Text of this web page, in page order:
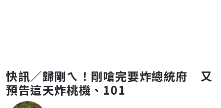
快訊／歸剛ㄟ！剛嗆完要炸總統府 又
預告這天炸桃機、101